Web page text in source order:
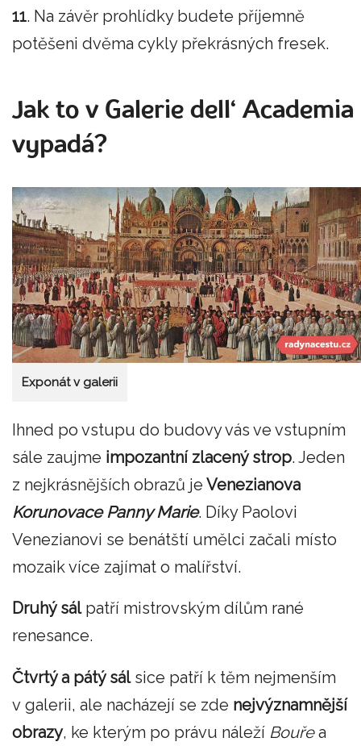
11. Na závěr prohlídky budete příjemně
potěšeni dvěma cykly překrásných fresek.
Jak to v Galerie dell‘ Academia
vypadá?
Exponát v galerii
Ihned po vstupu do budovy vás ve vstupním
sále zaujme impozantní zlacený strop. Jeden
z nejkrásnějších obrazů je Venezianova
Korunovace Panny Marie. Díky Paolovi
Venezianovi se benátští umělci začali místo
mozaik více zajímat o malířství.
Druhý sálpatří mistrovským dílům rané
renesance.
Čtvrtý a pátý sálsice patří k těm nejmenším
v galerii, ale nacházejí se zde nejvýznamnější
obrazy, ke kterým po právu náleží Bouřea